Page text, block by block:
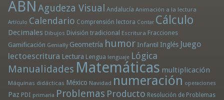
ABN Agudeza Visual Andalucía Animación a la lectura
Artículo Calendario Comprensión lectora Contar Cálculo
Decimales Dibujos División tradicional Escritura Fracciones
Gamificación Genially Geometría humor Infantil Inglés Juego
lectoescritura Lectura Lengua lenguaje Lógica
Manualidades Matemáticas multiplicación
Máquinas didácticas México Navidad numeración operaciones
Paz PDI primaria Problemas Producto Resolución de Problemas